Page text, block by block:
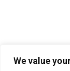
We value